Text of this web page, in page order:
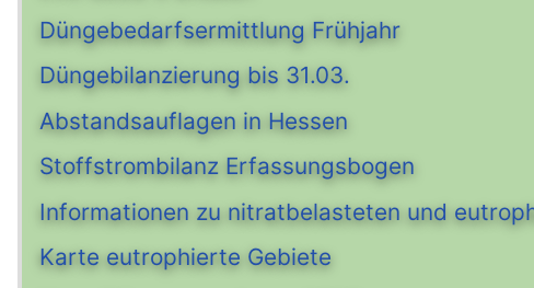
Düngebedarfsermittlung Frühjahr
Düngebilanzierung bis 31.03.
Abstandsauflagen in Hessen
Stoffstrombilanz Erfassungsbogen
Informationen zu nitratbelasteten und
Karte eutrophierte Gebiete